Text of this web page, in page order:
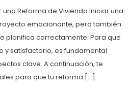
Reforma de Vivienda Iniciar una
emocionante, pero también
planifica correctamente. Para que
y satisfactorio, es fundamental
clave. A continuación, te
para que tu reforma […]